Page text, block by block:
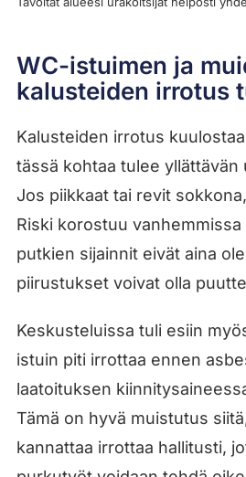
WC-istuimen ja
kalusteiden irrotus
Kalusteiden irrotus
tässä kohtaa tulee yllättävän
Jos piikkaat tai revit
Riski korostuu
putkien sijainnit eivät aina
piirustukset voivat olla
Keskusteluissa tuli esiin
istuin piti irrottaa ennen
laatoituksen
Tämä on hyvä muistutus
kannattaa irrottaa hallitusti,